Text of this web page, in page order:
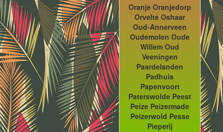
Oranje Oranjedorp
Orvelte Oshaar
Oud-Annerveen
Oudemolen Oude
Willem Oud
Veeningen
Paardelanden
Padhuis
Papenvoort
Paterswolde Peest
Peize Peizermade
Peizerwold Pesse
Pieperij